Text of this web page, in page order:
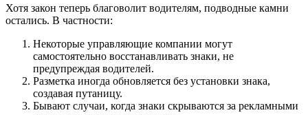
Хотя закон теперь благоволит водителям, подводные камни
остались. В частности:
Некоторые управляющие компании могут
самостоятельно восстанавливать знаки, не
предупреждая водителей.
Разметка иногда обновляется без установки знака,
создавая путаницу.
Бывают случаи, когда знаки скрываются за рекламными